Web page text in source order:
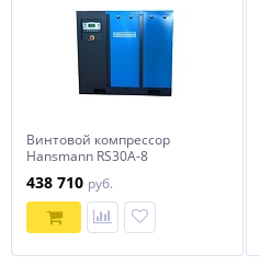
Винтовой компрессор
Hansmann RS30A-8
438 710 руб.